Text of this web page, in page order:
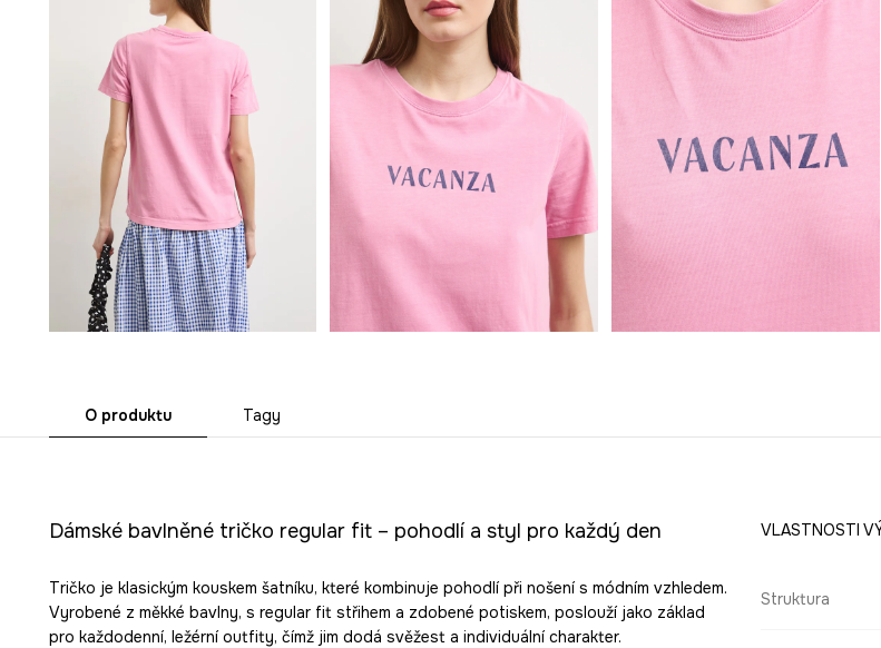
O produktu Tagy
Dámské bavlněné tričko regular fit – pohodlí a styl pro každý den
Tričko je klasickým kouskem šatníku, které kombinuje pohodlí při nošení s módním vzhledem.
Vyrobené z měkké bavlny, s regular fit střihem a zdobené potiskem, poslouží jako základ
pro každodenní, ležérní outfity, čímž jim dodá svěžest a individuální charakter.
VLASTNOSTI
Struktura